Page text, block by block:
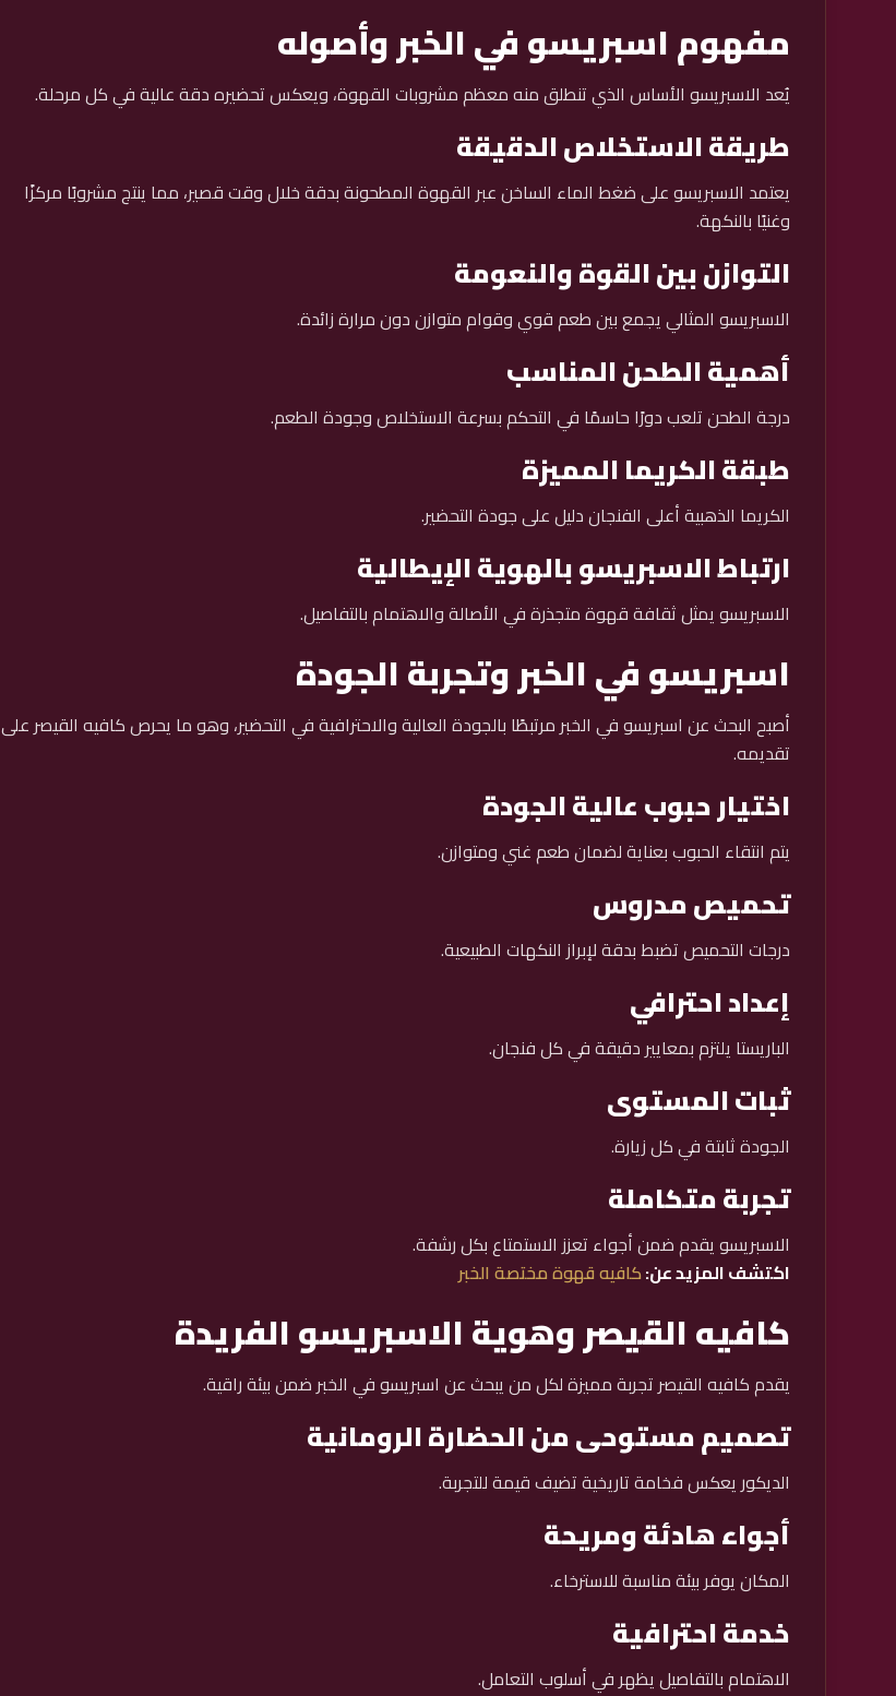
مفهوم اسبريسو في الخبر وأصوله
يُعد الاسبريسو الأساس الذي تنطلق منه معظم مشروبات القهوة، ويعكس تحضيره دقة عالية في كل مرحلة.
طريقة الاستخلاص الدقيقة
يعتمد الاسبريسو على ضغط الماء الساخن عبر القهوة المطحونة بدقة خلال وقت قصير، مما ينتج مشروبًا مركزًا
وغنيًا بالنكهة.
التوازن بين القوة والنعومة
الاسبريسو المثالي يجمع بين طعم قوي وقوام متوازن دون مرارة زائدة.
أهمية الطحن المناسب
درجة الطحن تلعب دورًا حاسمًا في التحكم بسرعة الاستخلاص وجودة الطعم.
طبقة الكريما المميزة
الكريما الذهبية أعلى الفنجان دليل على جودة التحضير.
ارتباط الاسبريسو بالهوية الإيطالية
الاسبريسو يمثل ثقافة قهوة متجذرة في الأصالة والاهتمام بالتفاصيل.
اسبريسو في الخبر وتجربة الجودة
أصبح البحث عن اسبريسو في الخبر مرتبطًا بالجودة العالية والاحترافية في التحضير، وهو ما يحرص كافيه القيصر على
تقديمه.
اختيار حبوب عالية الجودة
يتم انتقاء الحبوب بعناية لضمان طعم غني ومتوازن.
تحميص مدروس
درجات التحميص تضبط بدقة لإبراز النكهات الطبيعية.
إعداد احترافي
الباريستا يلتزم بمعايير دقيقة في كل فنجان.
ثبات المستوى
الجودة ثابتة في كل زيارة.
تجربة متكاملة
الاسبريسو يقدم ضمن أجواء تعزز الاستمتاع بكل رشفة.
اكتشف المزيد عن:كافيه قهوة مختصة الخبر
كافيه القيصر وهوية الاسبريسو الفريدة
يقدم كافيه القيصر تجربة مميزة لكل من يبحث عن اسبريسو في الخبر ضمن بيئة راقية.
تصميم مستوحى من الحضارة الرومانية
الديكور يعكس فخامة تاريخية تضيف قيمة للتجربة.
أجواء هادئة ومريحة
المكان يوفر بيئة مناسبة للاسترخاء.
خدمة احترافية
الاهتمام بالتفاصيل يظهر في أسلوب التعامل.